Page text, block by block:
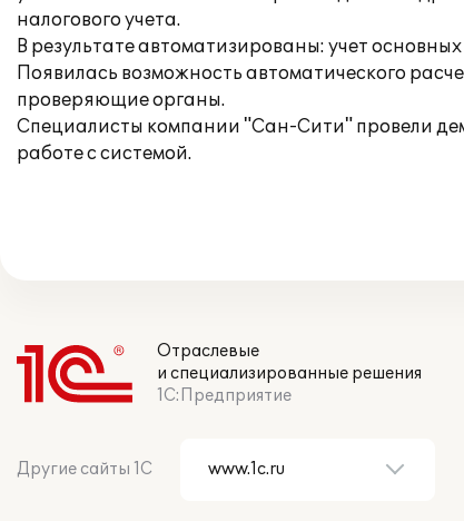
налогового учета.
В результате автоматизированы: учет
Появилась возможность автоматического
проверяющие органы.
Специалисты компании "Сан-Сити" провели
работе с системой.
Отраслевые
и специализированные решения
1С:Предприятие
Другие сайты 1С